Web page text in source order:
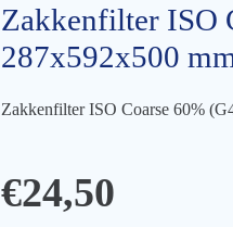
Zakkenfilter ISO
287x592x500
Zakkenfilter ISO Coarse 60%
€24,50